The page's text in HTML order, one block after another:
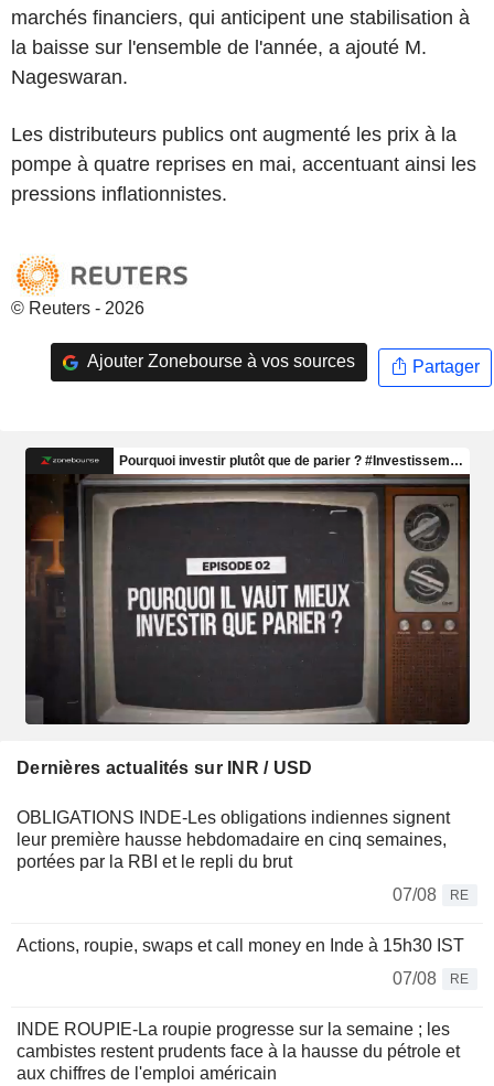
marchés financiers, qui anticipent une stabilisation à
la baisse sur l'ensemble de l'année, a ajouté M.
Nageswaran.
Les distributeurs publics ont augmenté les prix à la
pompe à quatre reprises en mai, accentuant ainsi les
pressions inflationnistes.
© Reuters - 2026
Ajouter Zonebourse à vos sources Partager
Dernières actualités sur INR / USD
OBLIGATIONS INDE-Les obligations indiennes signent
leur première hausse hebdomadaire en cinq semaines,
portées par la RBI et le repli du brut
07/08
RE
Actions, roupie, swaps et call money en Inde à 15h30 IST
07/08
RE
INDE ROUPIE-La roupie progresse sur la semaine ; les
cambistes restent prudents face à la hausse du pétrole et
aux chiffres de l'emploi américain